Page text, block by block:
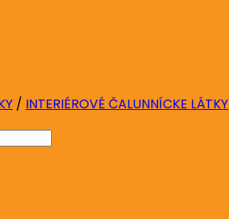
/ INTERIÉROVÉ ČALUNNÍCKE LÁTKY